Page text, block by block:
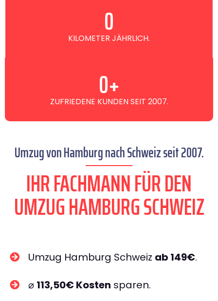
KILOMETER JÄHRLICH.
0
ZUFRIEDENE KUNDEN SEIT 2007.
0+
Umzug von Hamburg nach Schweiz seit 2007.
IHR FACHMANN FÜR DEN
UMZUG HAMBURG SCHWEIZ
Umzug Hamburg Schweiz ab 149€.
⌀ 113,50€ Kosten sparen.